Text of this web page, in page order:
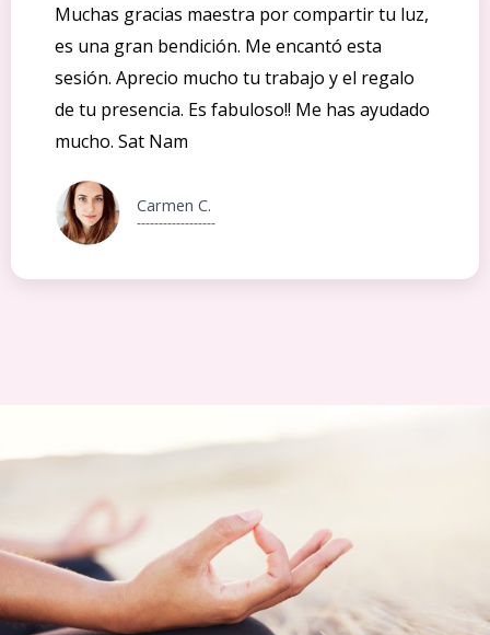
Muchas gracias maestra por compartir tu luz,
es una gran bendición. Me encantó esta
sesión. Aprecio mucho tu trabajo y el regalo
de tu presencia. Es fabuloso!! Me has ayudado
mucho. Sat Nam
Carmen C.
------------------